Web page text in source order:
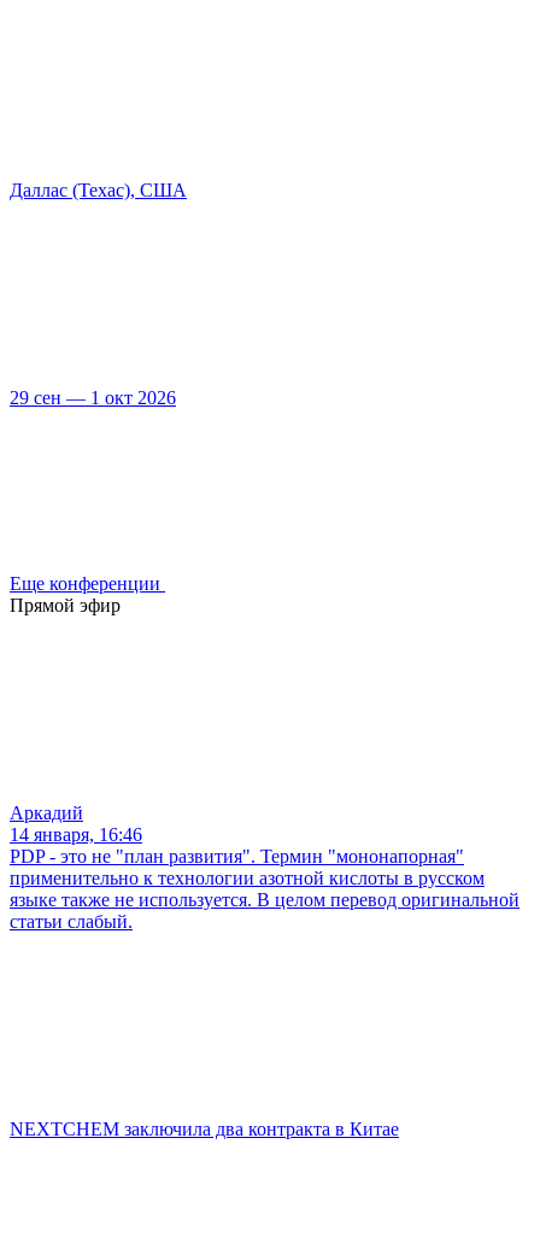
Даллас (Техас), США
29 сен — 1 окт 2026
Еще конференции
Прямой эфир
Аркадий
14 января, 16:46
PDP - это не "план развития". Термин "мононапорная"
применительно к технологии азотной кислоты в русском
языке также не используется. В целом перевод оригинальной
статьи слабый.
NEXTCHEM заключила два контракта в Китае